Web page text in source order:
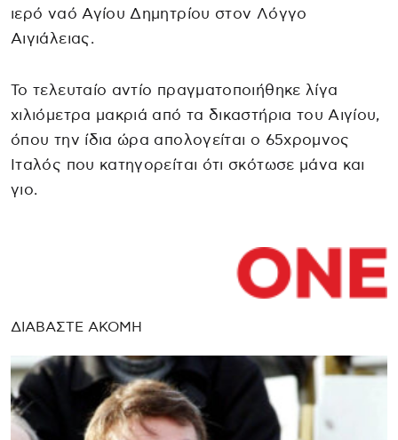
ιερό ναό Αγίου Δημητρίου στον Λόγγο
Αιγιάλειας.
Το τελευταίο αντίο πραγματοποιήθηκε λίγα
χιλιόμετρα μακριά από τα δικαστήρια του Αιγίου,
όπου την ίδια ώρα απολογείται ο 65χρομνος
Ιταλός που κατηγορείται ότι σκότωσε μάνα και
γιο.
ΔΙΑΒΑΣΤΕ ΑΚΟΜΗ